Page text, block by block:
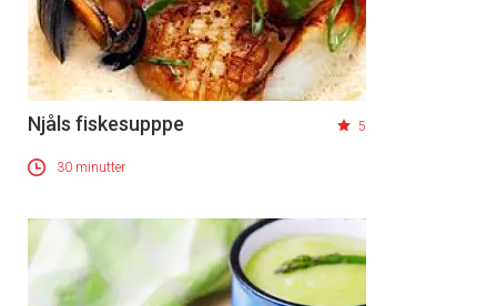
Njåls fiskesupppe 5
30 minutter